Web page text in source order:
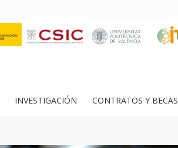
INVESTIGACIÓN CONTRATOS Y BECAS